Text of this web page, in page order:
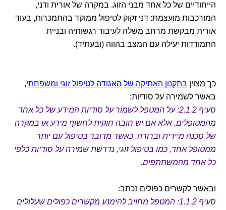
הייחודיים של כל אחד מבני הזוג. במקרה של אורית ודני,
המורכבות מועצמת: דני זקוק לטיפול ממוקד בהתמכרות, בעוד
אורית מבקשת מרחב משלה לעיבוד רגשותיה ובניית
התמודדות יעילה עם המצב בהווה (ובעתיד).
כך מצוין בתקנון האתיקה של האגודה לטיפול זוגי ומשפחתי,
באשר לשמירה על סודיות:
סעיף 2.1.2: על המטפל לשמור על סודיות המידע של כל אחד
מהמטופלים, אלא אם יש חובה חוקית לחשוף מידע או במקרה
של סכנה מיידית וברורה. כאשר מדובר בטיפול עם יותר
ממטופל אחד, כמו בטיפול זוגי, נדרשת שמירה על סודיות כלפי
כל אחד מהמשתתפים.
ובאשר לקשרים כפולים נכתב:
סעיף 1.1.2: המטפל מחויב להימנע מקשרים כפולים שעלולים